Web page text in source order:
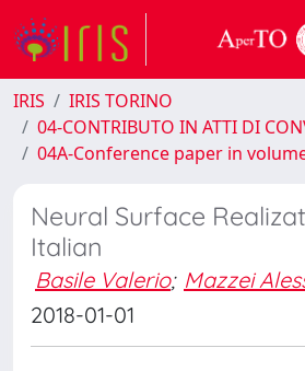
IRIS
IRIS TORINO
04-CONTRIBUTO IN ATTI DI
04A-Conference paper in
Neural Surface
Italian
Basile Valerio; Mazzei
2018-01-01